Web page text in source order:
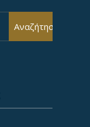
Αναζήτηση